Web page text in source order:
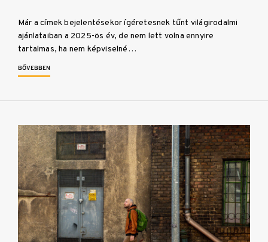
Már a címek bejelentésekor ígéretesnek tűnt világirodalmi
ajánlataiban a 2025-ös év, de nem lett volna ennyire
tartalmas, ha nem képviselné…
BŐVEBBEN